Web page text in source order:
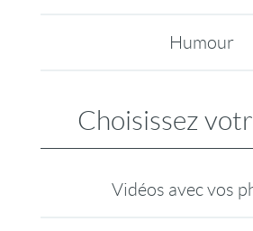
Humour
Choisissez
Vidéos avec vos